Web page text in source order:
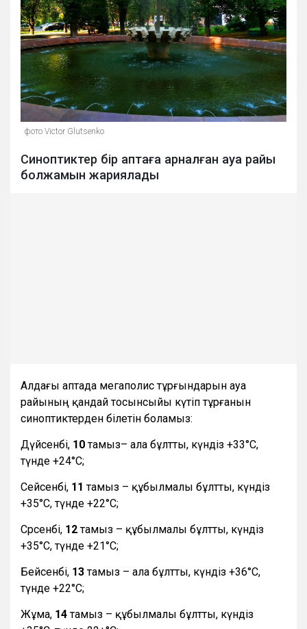
фото Victor Glutsenko
Синоптиктер бір аптаға арналған ауа райы
болжамын жариялады
Алдағы аптада мегаполис тұрғындарын ауа
райының қандай тосынсыйы күтіп тұрғанын
синоптиктерден білетін боламыз:
Дүйсенбі, 10тамыз– ала бұлтты, күндіз +33°С,
түнде +24°С;
Сейсенбі, 11тамыз – құбылмалы бұлтты, күндіз
+35°С, түнде +22°С;
Сәрсенбі, 12тамыз – құбылмалы бұлтты, күндіз
+35°С, түнде +21°С;
Бейсенбі, 13тамыз – ала бұлтты, күндіз +36°С,
түнде +22°С;
Жұма, 14тамыз – құбылмалы бұлтты, күндіз